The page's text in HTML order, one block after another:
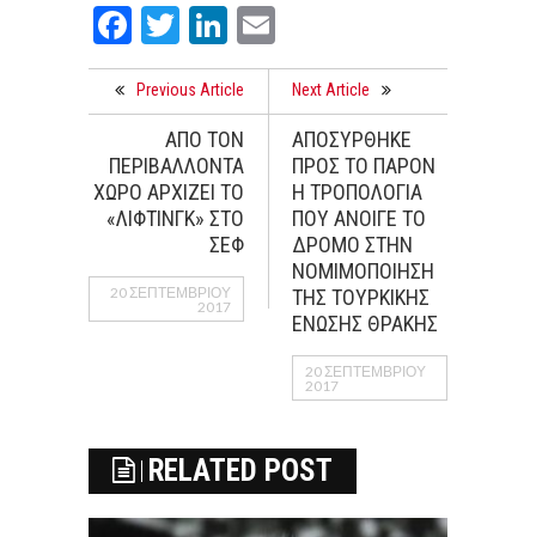
Facebook
TwitterLinkedIn
Previous Article
ΑΠΟ ΤΟΝ
ΠΕΡΙΒΑΛΛΟΝΤΑ
ΧΩΡΟ ΑΡΧΙΖΕΙ ΤΟ
«ΛΙΦΤΙΝΓΚ» ΣΤΟ
ΣΕΦ
20 ΣΕΠΤΕΜΒΡΊΟΥ
2017
Next Article
ΑΠΟΣΥΡΘΗΚΕ
ΠΡΟΣ ΤΟ ΠΑΡΟΝ
Η ΤΡΟΠΟΛΟΓΙΑ
ΠΟΥ ΑΝΟΙΓΕ ΤΟ
ΔΡΟΜΟ ΣΤΗΝ
ΝΟΜΙΜΟΠΟΙΗΣΗ
ΤΗΣ ΤΟΥΡΚΙΚΗΣ
ΕΝΩΣΗΣ ΘΡΑΚΗΣ
20 ΣΕΠΤΕΜΒΡΊΟΥ
2017
RELATED POST